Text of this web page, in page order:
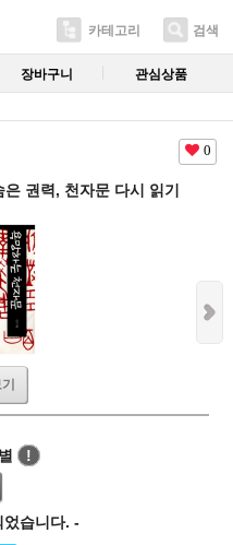
카테고리 검색
장바구니 관심상품
0
권력, 천자문 다시 읽기
!
었습니다. -